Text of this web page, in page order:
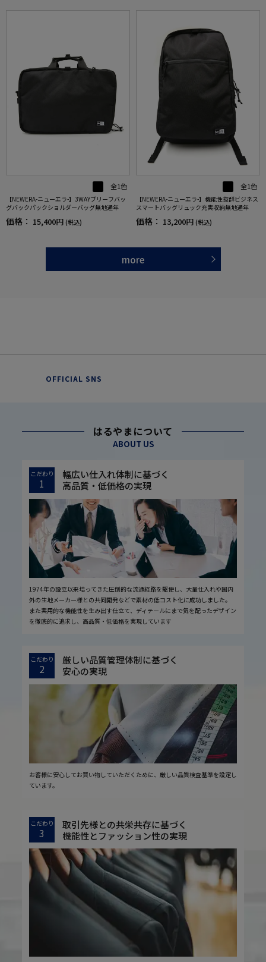
全1色
【NEWERA-ニューエラ-】3WAYブリーフバッ
グバックパックショルダーバッグ無地通年
価格： 15,400円 (税込)
全1色
【NEWERA-ニューエラ-】機能性抜群ビジネス
スマートバッグリュック充実収納無地通年
価格： 13,200円 (税込)
more
OFFICIAL SNS
はるやまについて
ABOUT US
こだわり
1
幅広い仕入れ体制に基づく
高品質・低価格の実現
1974年の設立以来培ってきた圧倒的な流通経路を駆使し、大量仕入れや国内
外の生地メーカー様との共同開発などで素材の低コスト化に成功しました。
また実用的な機能性を生み出す仕立て、ディテールにまで気を配ったデザイン
を徹底的に追求し、高品質・低価格を実現しています
こだわり
2
厳しい品質管理体制に基づく
安心の実現
お客様に安心してお買い物していただくために、厳しい品質検査基準を設定し
ています。
こだわり
3
取引先様との共栄共存に基づく
機能性とファッション性の実現